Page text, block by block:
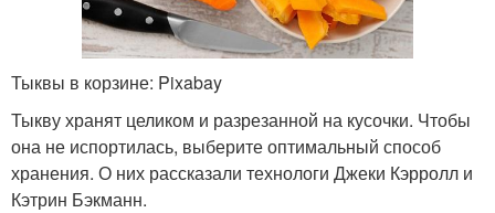
Тыквы в корзине: Pixabay
Тыкву хранят целиком и разрезанной на кусочки. Чтобы
она не испортилась, выберите оптимальный способ
хранения. О них рассказали технологи Джеки Кэрролл и
Кэтрин Бэкманн.